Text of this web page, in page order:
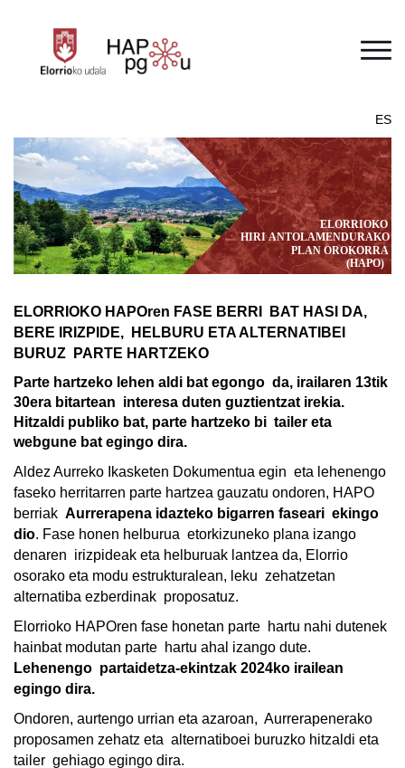
ES
ELORRIOKO HAPOren FASE BERRI  BAT HASI DA,
BERE IRIZPIDE,  HELBURU ETA ALTERNATIBEI
BURUZ  PARTE HARTZEKO
Parte hartzeko lehen aldi bat egongo  da, irailaren 13tik
30era bitartean  interesa duten guztientzat irekia.
Hitzaldi publiko bat, parte hartzeko bi  tailer eta
webgune bat egingo dira.
Aldez Aurreko Ikasketen Dokumentua egin  eta lehenengo
faseko herritarren parte hartzea gauzatu ondoren, HAPO
berriak Aurrerapena idazteko bigarren faseari  ekingo
dio. Fase honen helburua  etorkizuneko plana izango
denaren  irizpideak eta helburuak lantzea da, Elorrio
osorako eta modu estrukturalean, leku  zehatzetan
alternatiba ezberdinak  proposatuz.
Elorrioko HAPOren fase honetan parte  hartu nahi dutenek
Lehenengo  partaidetza-ekintzak 2024ko irailean
egingo dira.
Ondoren, aurtengo urrian eta azaroan,  Aurrerapenerako
proposamen zehatz eta  alternatiboei buruzko hitzaldi eta
tailer  gehiago egingo dira.